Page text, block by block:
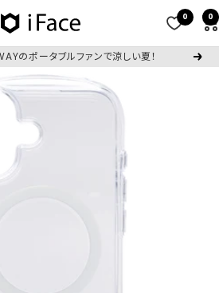
iFace
日
本
公
式
0 0
のポータブルファンで涼しい夏！
次